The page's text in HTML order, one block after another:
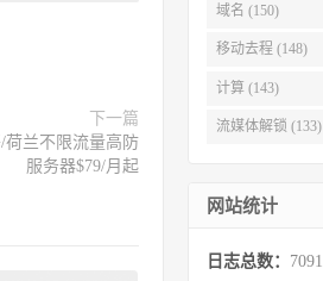
下一篇
荷兰不限流量高防
服务器$79/月起
域名 (150)
移动去程 (148)
计算 (143)
流媒体解锁 (133)
网站统计
日志总数： 7091